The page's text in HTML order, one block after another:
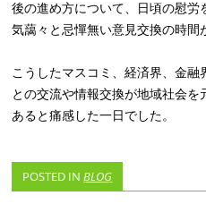
後の進め方について、日頃の慰
気藹々と忌憚無い意見交換の時間
こうしたマスコミ、経済界、金
との交流や情報交換が地域社会
あると痛感した一日でした。
POSTED INBLOG